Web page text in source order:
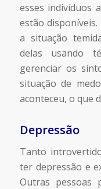
esses indivíduos
estão
a situação
delas usando
gerenciar os
situação de
aconteceu, o que
Depressão
Tanto
ter depressão e
Outras pessoas